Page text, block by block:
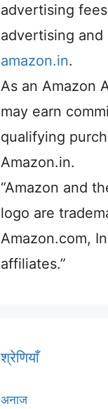
advertising
advertising
amazon.in.
As an Amazon
may earn
qualifying
Amazon.in.
“Amazon and
logo are
Amazon.com,
affiliates.”
श्रेणियाँ
अनाज